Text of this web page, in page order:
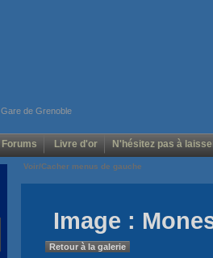
Gare de Grenoble
Forums Livre d'or N'hésitez pas à
Voir/Cacher menus de gauche
Image :
Retour à la galerie